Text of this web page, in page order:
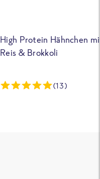
High Protein Hähnchen
Reis & Brokkoli
(13)